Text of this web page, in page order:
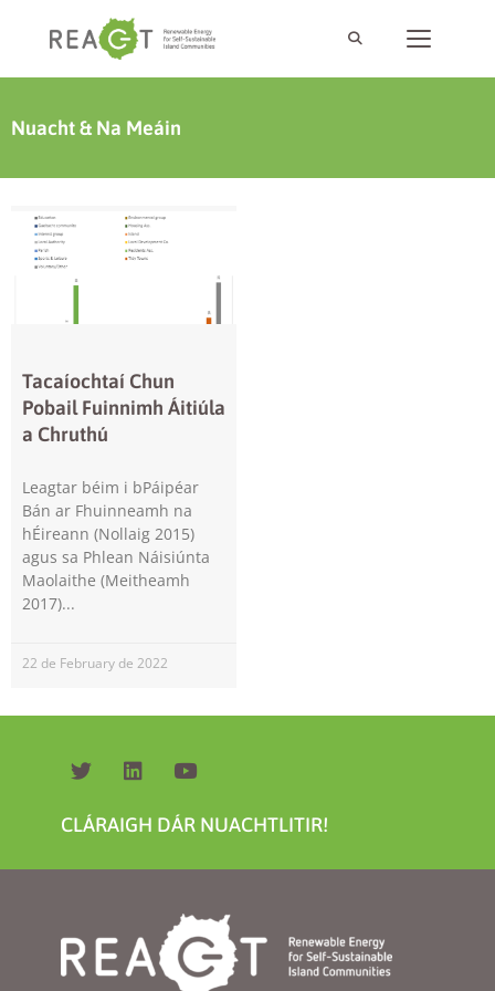
Nuacht & Na Meáin
Tacaíochtaí Chun
Pobail Fuinnimh Áitiúla
a Chruthú
Leagtar béim i bPáipéar
Bán ar Fhuinneamh na
hÉireann (Nollaig 2015)
agus sa Phlean Náisiúnta
Maolaithe (Meitheamh
2017)
22 de February de 2022
CLÁRAIGH DÁR NUACHTLITIR!
These
needed for
Statistics
In order for
us to